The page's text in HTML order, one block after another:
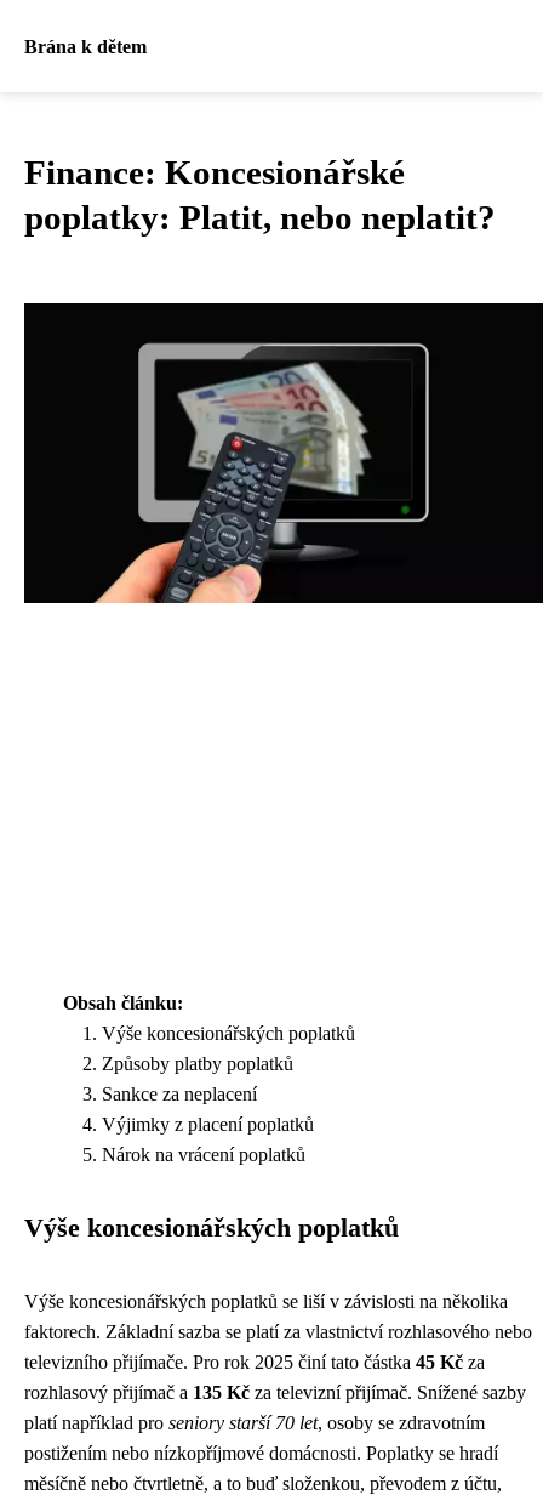
Brána k dětem
Finance: Koncesionářské
poplatky: Platit, nebo neplatit?
Obsah článku:
Výše koncesionářských poplatků
Způsoby platby poplatků
Sankce za neplacení
Výjimky z placení poplatků
Nárok na vrácení poplatků
Výše koncesionářských poplatků
Výše koncesionářských poplatků se liší v závislosti na několika
faktorech. Základní sazba se platí za vlastnictví rozhlasového nebo
televizního přijímače. Pro rok 2025 činí tato částka 45 Kč za
rozhlasový přijímač a 135 Kč za televizní přijímač. Snížené sazby
platí například pro seniory starší 70 let, osoby se zdravotním
postižením nebo nízkopříjmové domácnosti. Poplatky se hradí
měsíčně nebo čtvrtletně, a to buď složenkou, převodem z účtu,